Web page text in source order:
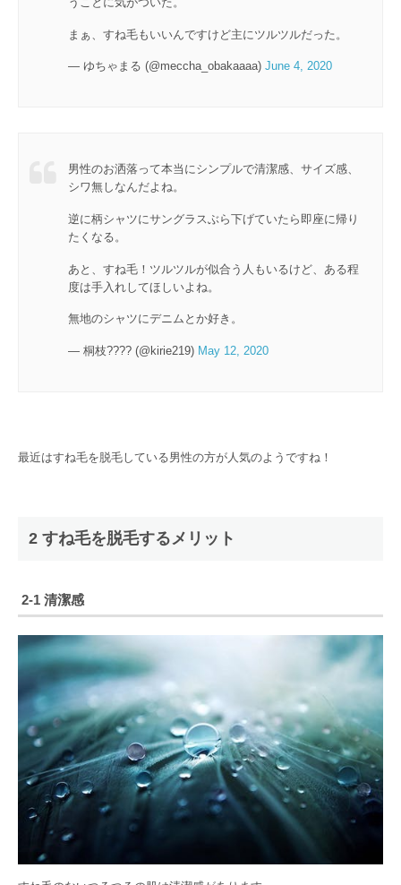
まぁ、すね毛もいいんですけど主にツルツルだった。
— ゆちゃまる (@meccha_obakaaaa) June 4, 2020
男性のお洒落って本当にシンプルで清潔感、サイズ感、
シワ無しなんだよね。
逆に柄シャツにサングラスぶら下げていたら即座に帰り
たくなる。
あと、すね毛！ツルツルが似合う人もいるけど、ある程
度は手入れしてほしいよね。
無地のシャツにデニムとか好き。
— 桐枝???? (@kirie219) May 12, 2020
最近はすね毛を脱毛している男性の方が人気のようですね！
2 すね毛を脱毛するメリット
2-1 清潔感